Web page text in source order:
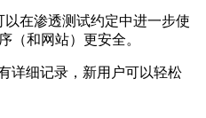
在渗透测试约定中进一步使
（和网站）更安全。
详细记录，新用户可以轻松